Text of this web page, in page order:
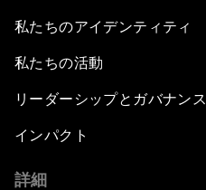
私たちのアイデンティティ
私たちの活動
リーダーシップとガバナンス
インパクト
詳細